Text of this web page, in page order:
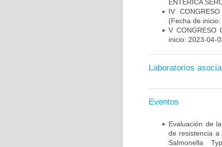
ENTERICA
IV
(Fecha de
V CONGRESO
inicio: 2023-04-
Laboratorios
Eventos
Evaluación de
de resistencia
Salmonella